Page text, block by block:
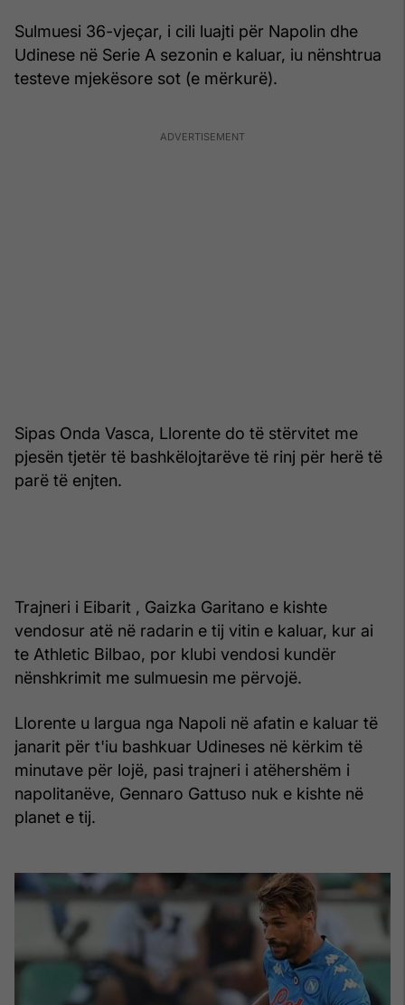
Sulmuesi 36-vjeçar, i cili luajti për Napolin dhe
Udinese në Serie A sezonin e kaluar, iu nënshtrua
testeve mjekësore sot (e mërkurë).
Sipas Onda Vasca, Llorente do të stërvitet me
pjesën tjetër të bashkëlojtarëve të rinj për herë të
parë të enjten.
Trajneri i Eibarit , Gaizka Garitano e kishte
vendosur atë në radarin e tij vitin e kaluar, kur ai
te Athletic Bilbao, por klubi vendosi kundër
nënshkrimit me sulmuesin me përvojë.
Llorente u largua nga Napoli në afatin e kaluar të
janarit për t'iu bashkuar Udineses në kërkim të
minutave për lojë, pasi trajneri i atëhershëm i
napolitanëve, Gennaro Gattuso nuk e kishte në
planet e tij.